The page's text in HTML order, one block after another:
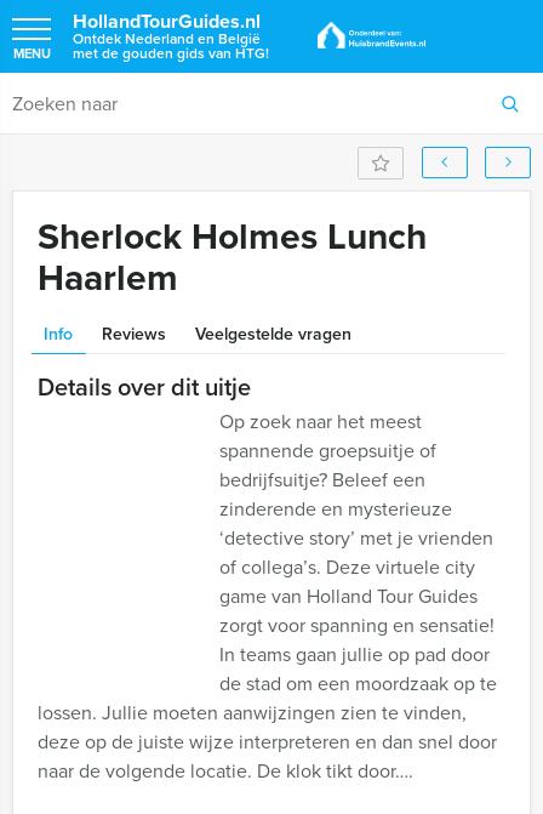
HollandTourGuides.nl
Ontdek Nederland en België
met de gouden gids van HTG!
MENU
Sherlock Holmes Lunch
Haarlem
Info Reviews Veelgestelde vragen
Details over dit uitje
Op zoek naar het meest
spannende groepsuitje of
bedrijfsuitje? Beleef een
zinderende en mysterieuze
‘detective story’ met je vrienden
of collega’s. Deze virtuele city
game van Holland Tour Guides
zorgt voor spanning en sensatie!
In teams gaan jullie op pad door
de stad om een moordzaak op te
lossen. Jullie moeten aanwijzingen zien te vinden,
deze op de juiste wijze interpreteren en dan snel door
naar de volgende locatie. De klok tikt door….